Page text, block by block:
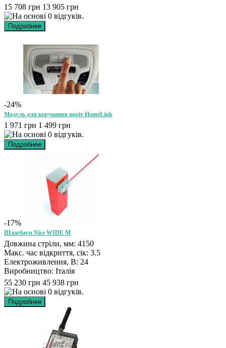
15 708 грн 13 905 грн
-24%
Модуль для керування воріт HomeLink
1 971 грн 1 499 грн
-17%
Шлагбаум Nice WIDE M
Довжина стріли, мм: 4150
Макс. час відкриття, сік: 3.5
Електроживлення, В: 24
Виробництво: Італія
55 230 грн 45 938 грн